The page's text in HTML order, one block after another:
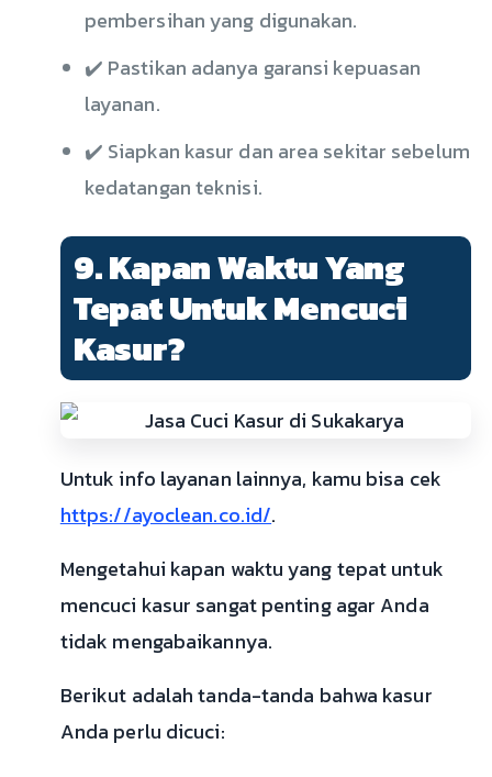
pembersihan yang digunakan.
✔️ Pastikan adanya garansi kepuasan
layanan.
✔️ Siapkan kasur dan area sekitar sebelum
kedatangan teknisi.
9. Kapan Waktu Yang
Tepat Untuk Mencuci
Kasur?
Untuk info layanan lainnya, kamu bisa cek
https://ayoclean.co.id/.
Mengetahui kapan waktu yang tepat untuk
mencuci kasur sangat penting agar Anda
tidak mengabaikannya.
Berikut adalah tanda-tanda bahwa kasur
Anda perlu dicuci: